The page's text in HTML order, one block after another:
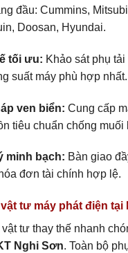
đầu: Cummins,
Doosan, Hyundai.
tối ưu: Khảo sát phụ
suất máy phù hợp nhất.
ven biển: Cung cấp
tiêu chuẩn chống muối
minh bạch: Bàn giao
đơn tài chính hợp lệ.
tư máy phát điện tại
tư thay thế nhanh
Nghi Sơn. Toàn bộ